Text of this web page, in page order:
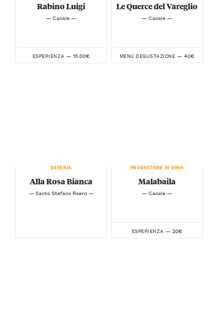
Rabino Luigi
— Canale —
ESPERIENZA — 15.00€
Le Querce del Vareglio
— Canale —
MENU DEGUSTAZIONE — 40€
OSTERIA
Alla Rosa Bianca
— Santo Stefano Roero —
PRODUTTORE DI VINO
Malabaila
— Canale —
ESPERIENZA — 20€